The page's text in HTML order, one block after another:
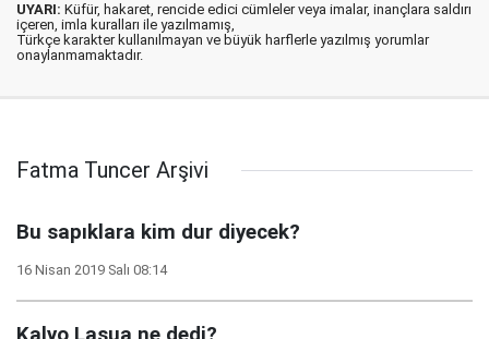
UYARI: Küfür, hakaret, rencide edici cümleler veya imalar, inançlara saldırı
içeren, imla kuralları ile yazılmamış,
Türkçe karakter kullanılmayan ve büyük harflerle yazılmış yorumlar
onaylanmamaktadır.
Fatma Tuncer Arşivi
Bu sapıklara kim dur diyecek?
16 Nisan 2019 Salı 08:14